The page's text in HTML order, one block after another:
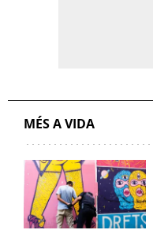
MÉS A VIDA